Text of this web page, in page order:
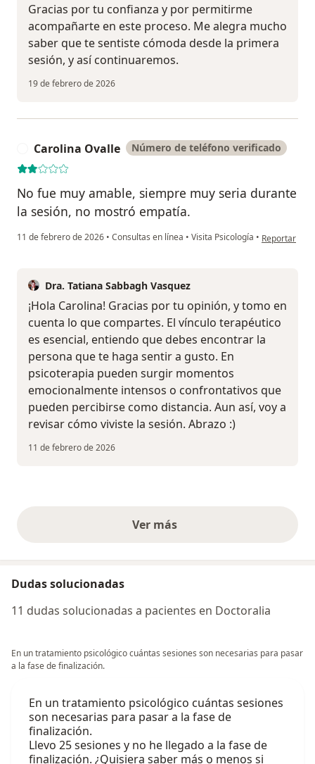
Gracias por tu confianza y por permitirme
acompañarte en este proceso. Me alegra mucho
saber que te sentiste cómoda desde la primera
sesión, y así continuaremos.
19 de febrero de 2026
Carolina Ovalle Número de teléfono verificado
No fue muy amable, siempre muy seria durante
la sesión, no mostró empatía.
11 de febrero de 2026 • Consultas en línea • Visita Psicología • en opinión
Reportar
Dra. Tatiana Sabbagh Vasquez
¡Hola Carolina! Gracias por tu opinión, y tomo en
cuenta lo que compartes. El vínculo terapéutico
es esencial, entiendo que debes encontrar la
persona que te haga sentir a gusto. En
psicoterapia pueden surgir momentos
emocionalmente intensos o confrontativos que
pueden percibirse como distancia. Aun así, voy a
revisar cómo viviste la sesión. Abrazo :)
11 de febrero de 2026
Ver másopiniones anteriores
Dudas solucionadas
11 dudas solucionadas a pacientes en Doctoralia
En un tratamiento psicológico cuántas sesiones son necesarias para pasar
a la fase de finalización.
En un tratamiento psicológico cuántas sesiones
son necesarias para pasar a la fase de
finalización.
Llevo 25 sesiones y no he llegado a la fase de
finalización. ¿Quisiera saber más o menos si